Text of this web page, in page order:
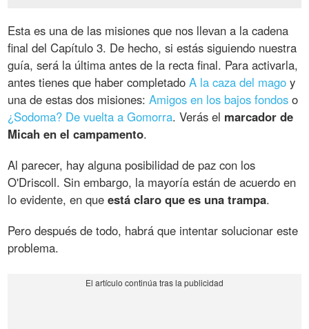
Esta es una de las misiones que nos llevan a la cadena
final del Capítulo 3. De hecho, si estás siguiendo nuestra
guía, será la última antes de la recta final. Para activarla,
antes tienes que haber completadoA la caza del mago y
una de estas dos misiones:Amigos en los bajos fondos o
¿Sodoma? De vuelta a Gomorra. Verás el marcador de
Micah en el campamento.
Al parecer, hay alguna posibilidad de paz con los
O'Driscoll. Sin embargo, la mayoría están de acuerdo en
lo evidente, en queestá claro que es una trampa.
Pero después de todo, habrá que intentar solucionar este
problema.